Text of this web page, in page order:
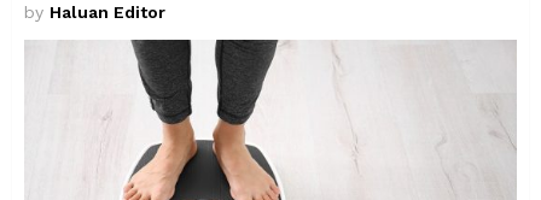
by Haluan Editor